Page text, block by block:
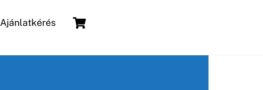
Ajánlatkérés